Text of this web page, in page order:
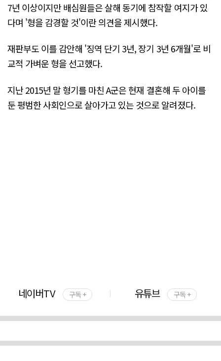
7년 이상이지만 배심원들은 살해 동기에 참작할 여지가 있
다며 '형을 감경할 것'이란 의견을 제시했다.
재판부도 이를 감안해 '징역 단기 3년, 장기 3년 6개월'로 비
교적 가벼운 형을 선고했다.
지난 2015년 말 형기를 마친 A군은 현재 결혼해 두 아이를
둔 평범한 사회인으로 살아가고 있는 것으로 알려졌다.
네이버TV 구독 + 유튜브 구독 +